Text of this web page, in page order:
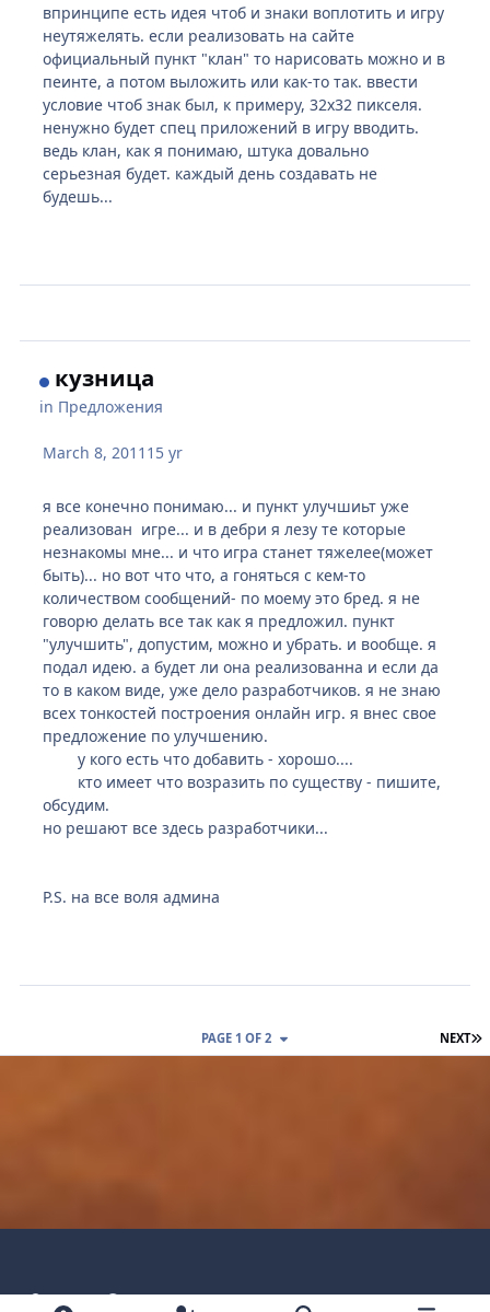
впринципе есть идея чтоб и знаки воплотить и игру
неутяжелять. если реализовать на сайте
официальный пункт "клан" то нарисовать можно и в
пеинте, а потом выложить или как-то так. ввести
условие чтоб знак был, к примеру, 32х32 пикселя.
ненужно будет спец приложений в игру вводить.
ведь клан, как я понимаю, штука довально
серьезная будет. каждый день создавать не
будешь...
кузница
in Предложения
March 8, 2011 15 yr
я все конечно понимаю... и пункт улучшиьт уже
реализован игре... и в дебри я лезу те которые
незнакомы мне... и что игра станет тяжелее(может
быть)... но вот что что, а гоняться с кем-то
количеством сообщений- по моему это бред. я не
говорю делать все так как я предложил. пункт
"улучшить", допустим, можно и убрать. и вообще. я
подал идею. а будет ли она реализованна и если да
то в каком виде, уже дело разработчиков. я не знаю
всех тонкостей построения онлайн игр. я внес свое
предложение по улучшению.
у кого есть что добавить - хорошо....
кто имеет что возразить по существу - пишите,
обсудим.
но решают все здесь разработчики...
P.S. на все воля админа
NEXT
PAGE 1 OF 2
Light ModeDark ModeSystem Preference